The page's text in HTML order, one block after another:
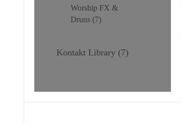
Worship FX &
Druns 7
Kontakt Library 7